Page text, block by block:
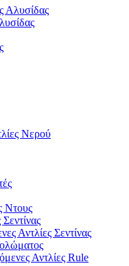
Αλυσίδας
Νερού
Ντους
Αντλίες Σεντίνας
Αντλίες Rule